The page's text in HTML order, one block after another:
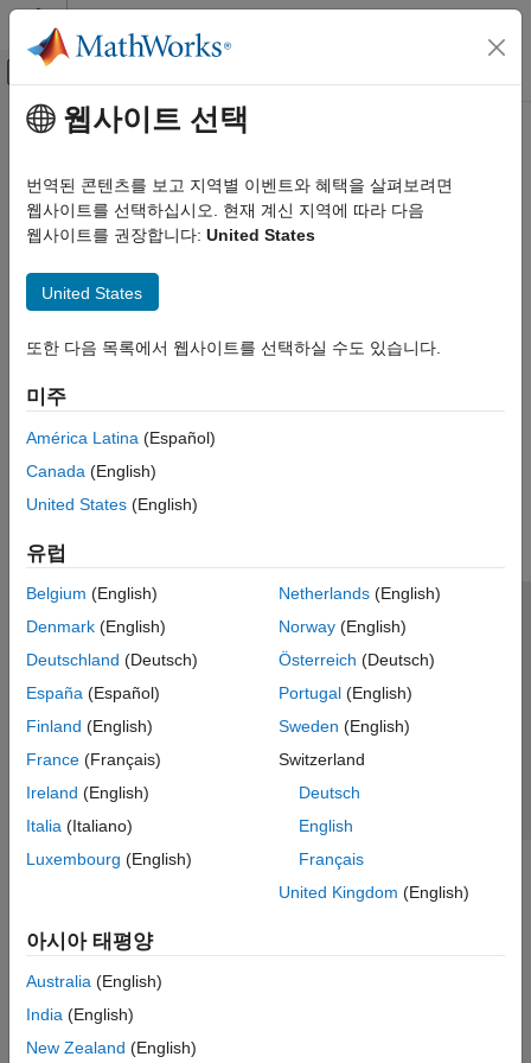
콘텐츠로 바로 가기
오프캔버스 탐색 메뉴 토글
문서 홈
주요 콘텐츠
웹사이트 선택
번역된 콘텐츠를 보고 지역별 이벤트와 혜택을 살펴보려면
웹사이트를 선택하십시오. 현재 계신 지역에 따라 다음
웹사이트를 권장합니다: United States
United States
또한 다음 목록에서 웹사이트를 선택하실 수도 있습니다.
미주
América Latina (Español)
Canada (English)
United States (English)
유럽
Belgium (English)
Denmark (English)
Deutschland (Deutsch)
España (Español)
Finland (English)
France (Français)
Ireland (English)
Italia (Italiano)
Luxembourg (English)
Netherlands(English)
Norway(English)
Österreich (Deutsch)
Portugal(English)
Sweden (English)
Switzerland
Deutsch
English
Français
United Kingdom (English)
아시아 태평양
Australia (English)
India (English)
New Zealand (English)
신뢰 센터 등록 상표 개인정보 취급방침
불법 복제 방지
애플리케이션 상태
© 1994-2026 The MathWorks, Inc.